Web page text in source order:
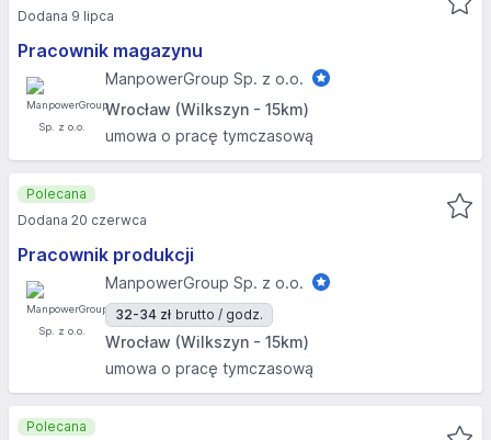
Pracownik magazynu
ManpowerGroup Sp. z o.o.
Wrocław (Wilkszyn - 15km)
umowa o pracę tymczasową
Dodana 9 lipca
Pracownik produkcji
ManpowerGroup Sp. z o.o.
32-34 zł brutto / godz.
Wrocław (Wilkszyn - 15km)
umowa o pracę tymczasową
Polecana
Dodana 20 czerwca
Polecana